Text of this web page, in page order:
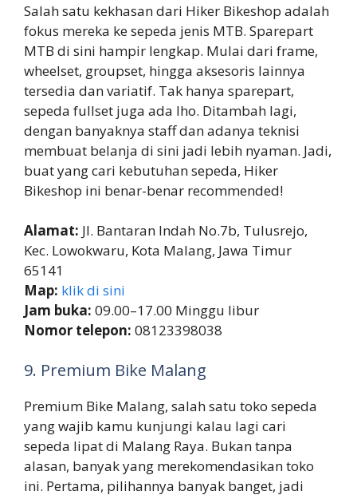
Salah satu kekhasan dari Hiker Bikeshop adalah
fokus mereka ke sepeda jenis MTB. Sparepart
MTB di sini hampir lengkap. Mulai dari frame,
wheelset, groupset, hingga aksesoris lainnya
tersedia dan variatif. Tak hanya sparepart,
sepeda fullset juga ada lho. Ditambah lagi,
dengan banyaknya staff dan adanya teknisi
membuat belanja di sini jadi lebih nyaman. Jadi,
buat yang cari kebutuhan sepeda, Hiker
Bikeshop ini benar-benar recommended!
Alamat: Jl. Bantaran Indah No.7b, Tulusrejo,
Kec. Lowokwaru, Kota Malang, Jawa Timur
65141
Map: klik di sini
Jam buka: 09.00–17.00 Minggu libur
Nomor telepon: 08123398038
9. Premium Bike Malang
Premium Bike Malang, salah satu toko sepeda
yang wajib kamu kunjungi kalau lagi cari
sepeda lipat di Malang Raya. Bukan tanpa
alasan, banyak yang merekomendasikan toko
ini. Pertama, pilihannya banyak banget, jadi